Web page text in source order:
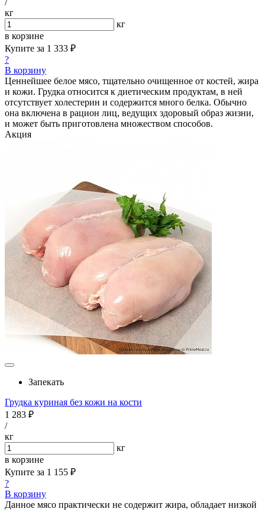
кг
кг
в корзине
Купите за 1 333 ₽
?
В корзину
Ценнейшее белое мясо, тщательно очищенное от костей, жира
и кожи. Грудка относится к диетическим продуктам, в ней
отсутствует холестерин и содержится много белка. Обычно
она включена в рацион лиц, ведущих здоровый образ жизни,
и может быть приготовлена множеством способов.
Акция
Запекать
Грудка куриная без кожи на кости
1 283 ₽
/
кг
кг
в корзине
Купите за 1 155 ₽
?
В корзину
Данное мясо практически не содержит жира, обладает низкой